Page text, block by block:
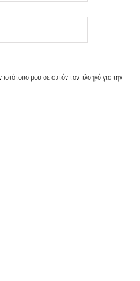
μου σε αυτόν τον πλοηγό για την